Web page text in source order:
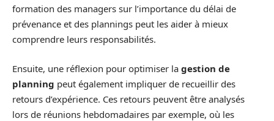
formation des managers sur l’importance du délai de
prévenance et des plannings peut les aider à mieux
comprendre leurs responsabilités.
Ensuite, une réflexion pour optimiser la gestion de
planning peut également impliquer de recueillir des
retours d’expérience. Ces retours peuvent être analysés
lors de réunions hebdomadaires par exemple, où les